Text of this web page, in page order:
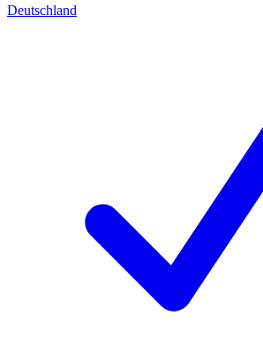
Deutschland